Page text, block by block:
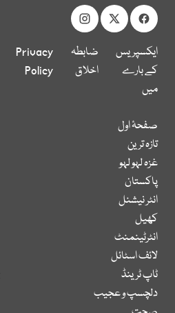
ایکسپریس
کے بارے
میں
ضابطہ
اخلاق
Privacy
Policy
صفحۂ اول
تازہ ترین
غزہ لہو لہو
پاکستان
انٹر نیشنل
کھیل
انٹرٹینمنٹ
لائف اسٹائل
ٹاپ ٹرینڈ
دلچسپ و عجیب